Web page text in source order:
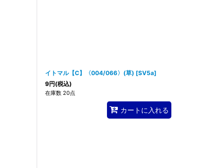
イトマル【C】〈004/066〉(草) [SV5a]
9円(税込)
在庫数 20点
カートに入れる